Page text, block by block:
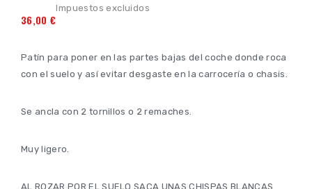
36,00 €
Impuestos excluidos
Patín para poner en las partes bajas del coche donde roca
con el suelo y así evitar desgaste en la carrocería o chasis.
Se ancla con 2 tornillos o 2 remaches.
Muy ligero.
AL ROZAR POR EL SUELO SACA UNAS CHISPAS BLANCAS